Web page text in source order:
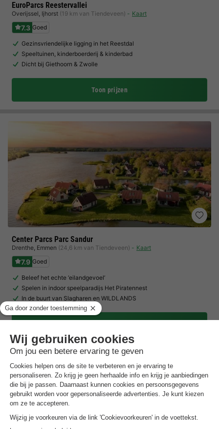
EuroParcs Reestervallei
Overijssel, Ijhorst (19 km van Tiendeveen) Kaart
7.3 Goed
Gezinsvriendelijke ligging in het Reestdal
Speeltuinen, kinderboerderij & kinderbad
Dicht bij Giethoorn & Zwolle
Toon prijzen
Center Parcs Parc Sandur
Drenthe, Emmen (24,6 km van Tiendeveen) Kaart
7.9 Goed
Beleef het echte ‘eilandgevoel’
Spelen in indoor speelparadijs Het Piratennest
In de buurt van Slagharen en WILDLANDS